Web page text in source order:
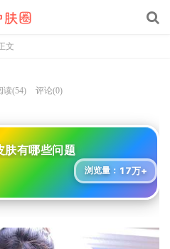
文
读(54) 评论(0)
肤有哪些问题
浏览量： 17万+